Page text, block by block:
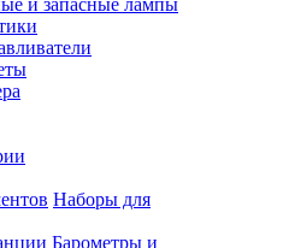
и запасные лампы
Наборы для
Барометры и